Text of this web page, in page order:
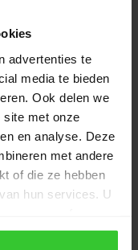
advertenties te
media te bieden
Ook delen we
site met onze
en analyse. Deze
met andere
of die ze hebben
hun services. U
scherm.
zich
jaar op de
doen (webshop,